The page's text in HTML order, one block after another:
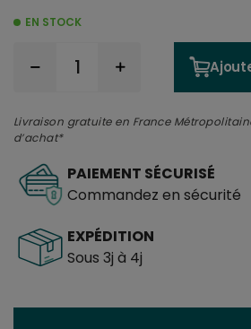
EN STOCK
Livraison gratuite en France
d’achat*
PAIEMENT SÉCURISÉ
Commandez en sécurité
EXPÉDITION
Sous 3j à 4j